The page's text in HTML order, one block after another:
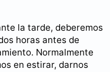
la tarde, deberemos
horas antes de
Normalmente
en estirar, darnos